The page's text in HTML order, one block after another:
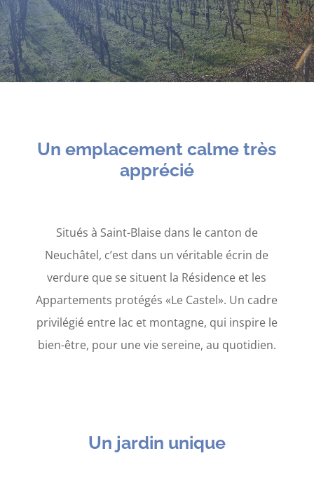
Un emplacement calme très
apprécié
Situés à Saint-Blaise dans le canton de
Neuchâtel, c’est dans un véritable écrin de
verdure que se situent la Résidence et les
Appartements protégés «Le Castel». Un cadre
privilégié entre lac et montagne, qui inspire le
bien-être, pour une vie sereine, au quotidien.
Un jardin unique